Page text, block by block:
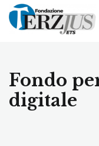
Fondo
digitale